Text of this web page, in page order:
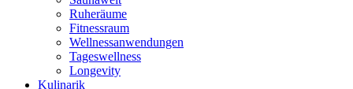
Ruheräume
Fitnessraum
Wellness­anwendungen
Tageswellness
Longevity
Kulinarik